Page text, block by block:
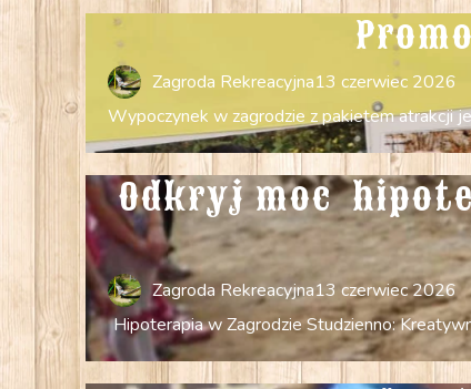
Zagroda Rekreacyjna13 czerwiec 2026
Wypoczynek w zagrodzie z pakietem atrakcji
Odkryj moc
Zagroda Rekreacyjna13 czerwiec 2026
Hipoterapia w Zagrodzie Studzienno: